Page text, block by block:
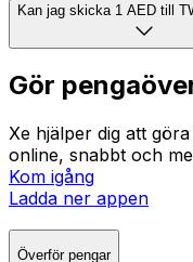
Kan jag skicka 1 AED till
Gör
Xe hjälper dig att
online, snabbt och
Kom igång
Ladda ner appen
Överför pengar